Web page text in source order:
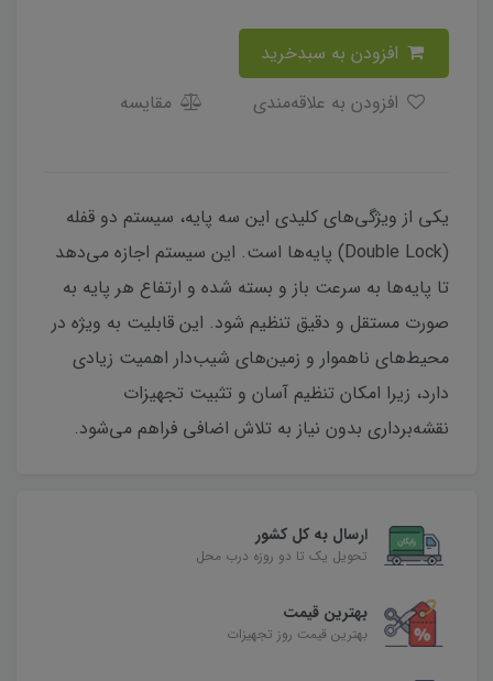
مقایسه
یکی از ویژگی‌های کلیدی این سه پایه، سیستم دو قفله
(Double Lock) پایه‌ها است. این سیستم اجازه می‌دهد
تا پایه‌ها به سرعت باز و بسته شده و ارتفاع هر پایه به
صورت مستقل و دقیق تنظیم شود. این قابلیت به ویژه در
محیط‌های ناهموار و زمین‌های شیب‌دار اهمیت زیادی
دارد، زیرا امکان تنظیم آسان و تثبیت تجهیزات
نقشه‌برداری بدون نیاز به تلاش اضافی فراهم می‌شود.
ارسال به کل کشور
تحویل یک تا دو روزه درب محل
بهترین قیمت
بهترین قیمت روز تجهیزات